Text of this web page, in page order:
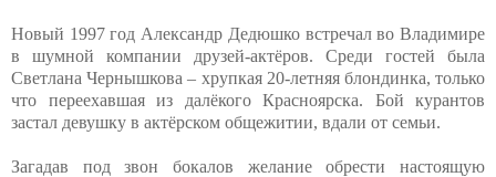
Новый 1997 год Александр Дедюшко встречал во Владимире
в шумной компании друзей-актёров. Среди гостей была
Светлана Чернышкова – хрупкая 20-летняя блондинка, только
что переехавшая из далёкого Красноярска. Бой курантов
застал девушку в актёрском общежитии, вдали от семьи.
Загадав под звон бокалов желание обрести настоящую